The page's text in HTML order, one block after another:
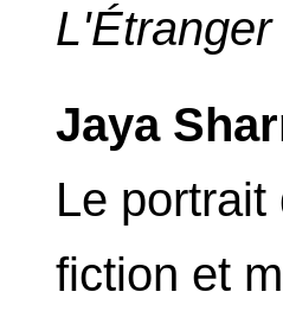
L'Étranger
Jaya
Le
fiction et